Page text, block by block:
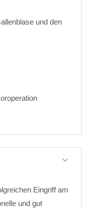
und den
Eingriff am
und gut